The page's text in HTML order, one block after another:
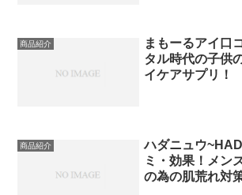
商品紹介
まもーるアイ口
タル時代の子供
イケアサプリ！
商品紹介
ハダニュウ
ミ・効果！メン
の為の肌荒れ対